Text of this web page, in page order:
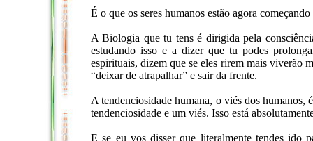
É o que os seres humanos estão agora
A Biologia que tu tens é dirigida pela
estudando isso e a dizer que tu podes
espirituais, dizem que se eles rirem mais viverão
“deixar de atrapalhar” e sair da frente.
A tendenciosidade humana, o viés dos humanos,
tendenciosidade e um viés. Isso está
E se eu vos disser que literalmente tendes ido